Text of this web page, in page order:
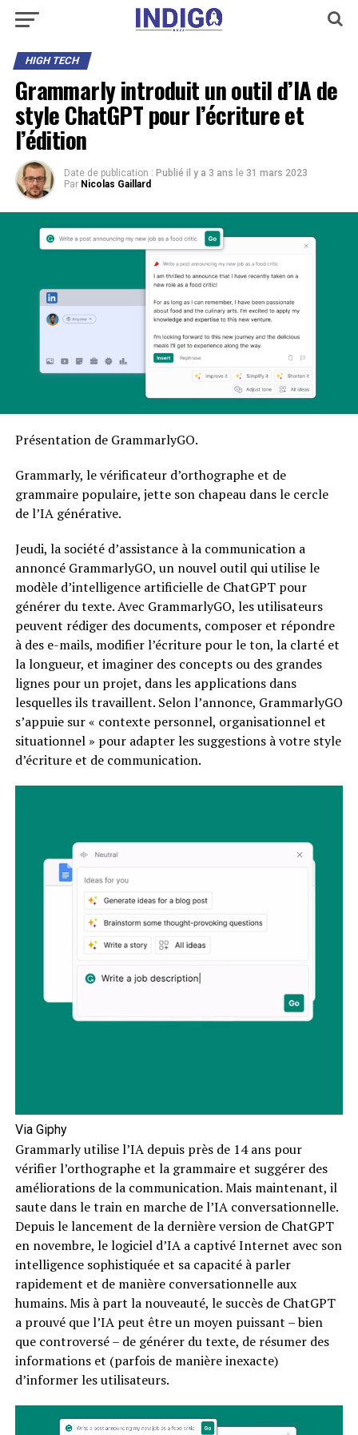
HIGH TECH
Grammarly introduit un outil d’IA de
style ChatGPT pour l’écriture et
l’édition
Date de publication : Publié il y a 3 ans le 31 mars 2023
Par Nicolas Gaillard
Présentation de GrammarlyGO.
Grammarly, le vérificateur d’orthographe et de
grammaire populaire, jette son chapeau dans le cercle
de l’IA générative.
Jeudi, la société d’assistance à la communication a
annoncé GrammarlyGO, un nouvel outil qui utilise le
modèle d’intelligence artificielle de ChatGPT pour
générer du texte. Avec GrammarlyGO, les utilisateurs
peuvent rédiger des documents, composer et répondre
à des e-mails, modifier l’écriture pour le ton, la clarté et
la longueur, et imaginer des concepts ou des grandes
lignes pour un projet, dans les applications dans
lesquelles ils travaillent. Selon l’annonce, GrammarlyGO
s’appuie sur « contexte personnel, organisationnel et
situationnel » pour adapter les suggestions à votre style
d’écriture et de communication.
Via Giphy
Grammarly utilise l’IA depuis près de 14 ans pour
vérifier l’orthographe et la grammaire et suggérer des
améliorations de la communication. Mais maintenant, il
saute dans le train en marche de l’IA conversationnelle.
Depuis le lancement de la dernière version de ChatGPT
en novembre, le logiciel d’IA a captivé Internet avec son
intelligence sophistiquée et sa capacité à parler
rapidement et de manière conversationnelle aux
humains. Mis à part la nouveauté, le succès de ChatGPT
a prouvé que l’IA peut être un moyen puissant – bien
que controversé – de générer du texte, de résumer des
informations et (parfois de manière inexacte)
d’informer les utilisateurs.